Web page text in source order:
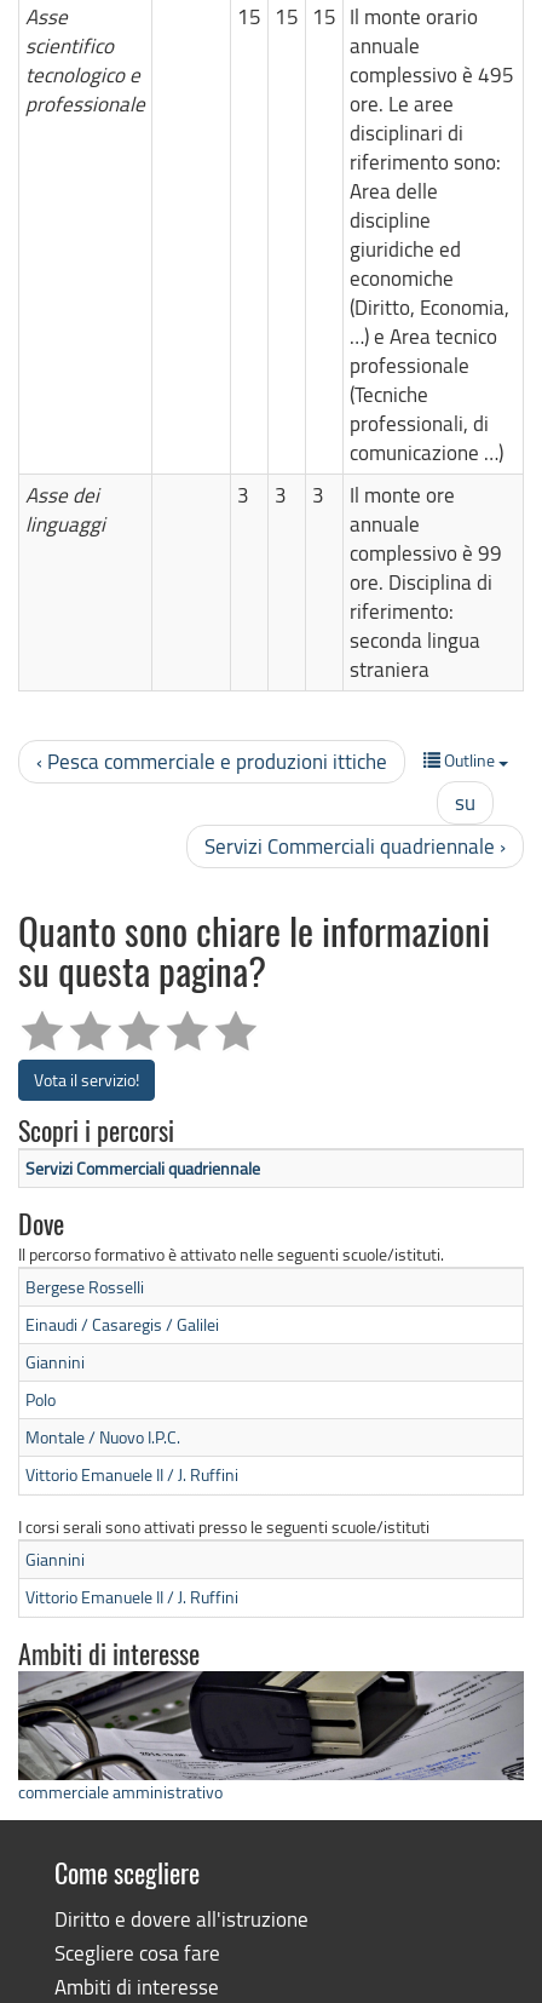
Asse
scientifico
tecnologico e
professionale
15 15 15 Il monte orario
annuale
complessivo è 495
ore. Le aree
disciplinari di
riferimento sono:
Area delle
discipline
giuridiche ed
economiche
(Diritto, Economia,
…) e Area tecnico
professionale
(Tecniche
professionali, di
comunicazione …)
Asse dei
linguaggi
3 3 3
Il monte ore
annuale
complessivo è 99
ore. Disciplina di
riferimento:
seconda lingua
straniera
Outline
‹ Pesca commerciale e produzioni ittiche
su
Servizi Commerciali quadriennale ›
Quanto sono chiare le informazioni
su questa pagina?
Vota il servizio!
Scopri i percorsi
Servizi Commerciali quadriennale
Dove
Il percorso formativo è attivato nelle seguenti scuole/istituti.
Bergese Rosselli
Einaudi / Casaregis / Galilei
Giannini
Polo
Montale / Nuovo I.P.C.
Vittorio Emanuele II / J. Ruffini
I corsi serali sono attivati presso le seguenti scuole/istituti
Giannini
Vittorio Emanuele II / J. Ruffini
Ambiti di interesse
commerciale amministrativo
Come scegliere
Diritto e dovere all'istruzione
Scegliere cosa fare
Ambiti di interesse